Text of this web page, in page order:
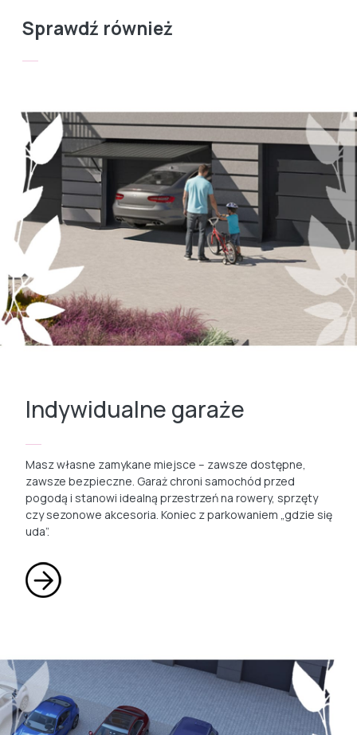
Sprawdź również
Indywidualne garaże
Masz własne zamykane miejsce – zawsze dostępne,
zawsze bezpieczne. Garaż chroni samochód przed
pogodą i stanowi idealną przestrzeń na rowery, sprzęty
czy sezonowe akcesoria. Koniec z parkowaniem „gdzie się
uda”.